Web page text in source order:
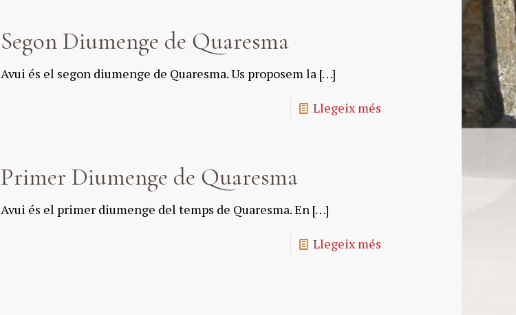
Segon Diumenge de Quaresma
Avui és el segon diumenge de Quaresma. Us proposem la[…]
Llegeix més
Primer Diumenge de Quaresma
Avui és el primer diumenge del temps de Quaresma. En[…]
Llegeix més